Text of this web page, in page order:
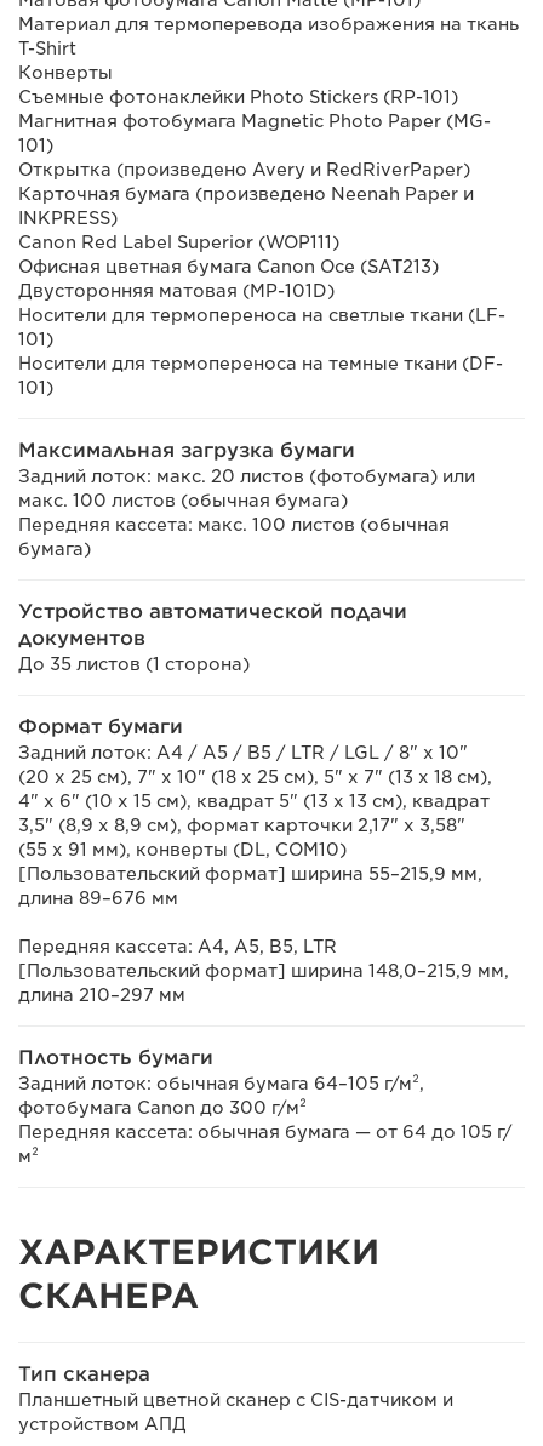
Материал для термоперевода изображения на ткань
T-Shirt
Конверты
Съемные фотонаклейки Photo Stickers (RP-101)
Магнитная фотобумага Magnetic Photo Paper (MG-
101)
Открытка (произведено Avery и RedRiverPaper)
Карточная бумага (произведено Neenah Paper и
INKPRESS)
Canon Red Label Superior (WOP111)
Офисная цветная бумага Canon Oce (SAT213)
Двусторонняя матовая (MP-101D)
Носители для термопереноса на светлые ткани (LF-
101)
Носители для термопереноса на темные ткани (DF-
101)
Максимальная загрузка бумаги
Задний лоток: макс. 20 листов (фотобумага) или
макс. 100 листов (обычная бумага)
Передняя кассета: макс. 100 листов (обычная
бумага)
Устройство автоматической подачи
документов
До 35 листов (1 сторона)
Формат бумаги
Задний лоток: A4 / A5 / B5 / LTR / LGL / 8" x 10"
(20 x 25 см), 7" x 10" (18 x 25 см), 5" x 7" (13 x 18 см),
4" x 6" (10 x 15 см), квадрат 5" (13 x 13 см), квадрат
3,5" (8,9 x 8,9 см), формат карточки 2,17" x 3,58"
(55 x 91 мм), конверты (DL, COM10)
[Пользовательский формат] ширина 55–215,9 мм,
длина 89–676 мм
Передняя кассета: A4, A5, B5, LTR
[Пользовательский формат] ширина 148,0–215,9 мм,
длина 210–297 мм
Плотность бумаги
Задний лоток: обычная бумага 64–105 г/м²,
фотобумага Canon до 300 г/м²
Передняя кассета: обычная бумага — от 64 до 105 г/
м²
ХАРАКТЕРИСТИКИ
СКАНЕРА
Тип сканера
Планшетный цветной сканер с CIS-датчиком и
устройством АПД